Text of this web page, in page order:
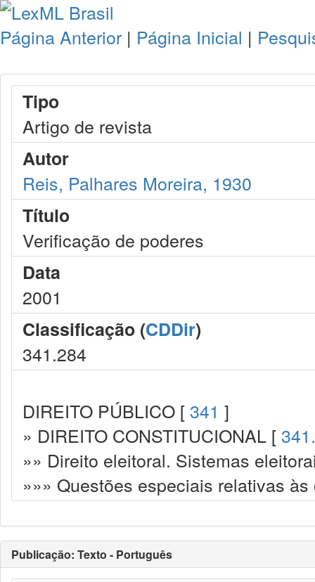
Página Anterior | Página Inicial |
Tipo
Artigo de revista
Autor
Reis, Palhares Moreira, 1930
Título
Verificação de poderes
Data
2001
Classificação (CDDir)
341.284
DIREITO PÚBLICO [ 341 ]
» DIREITO CONSTITUCIONAL [
»» Direito eleitoral. Sistemas
»»» Questões especiais relativas
Publicação: Texto - Português